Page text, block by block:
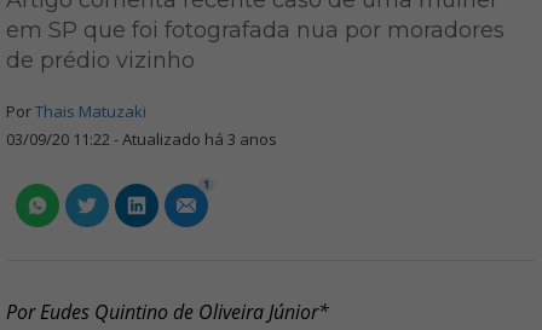
em SP que foi fotografada nua por moradores
de prédio vizinho
PorThais Matuzaki
03/09/20 11:22 - Atualizado há 3 anos
1
Por Eudes Quintino de Oliveira Júnior*